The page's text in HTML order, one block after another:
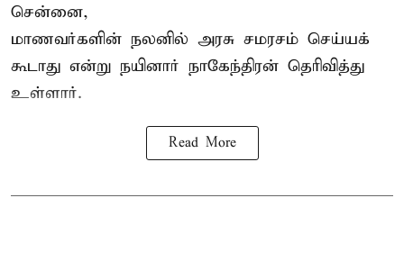
சென்னை,
மாணவர்களின் நலனில் அரசு சமரசம் செய்யக்
கூடாது என்று நயினார் நாகேந்திரன் தெரிவித்து
உள்ளார்.
Read More